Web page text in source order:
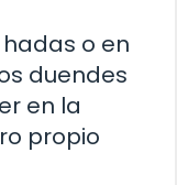
o en
duendes
en la
propio